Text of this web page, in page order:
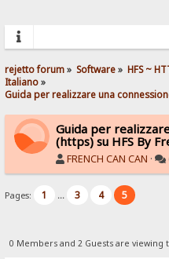
rejetto forum» Software» HFS ~
Italiano»
Guida per realizzare una
Guida per
(https) su HFS By
FRENCH CAN CAN ·
Pages: 1 ... 3 4 5
0 Members and 2 Guests are viewing